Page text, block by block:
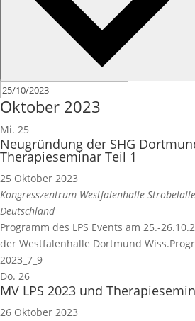
Oktober 2023
Mi. 25
Neugründung der SHG
Therapieseminar Teil 1
25 Oktober 2023
Kongresszentrum Westfalenhalle
Deutschland
Programm des LPS Events am 25.-
der Westfalenhalle Dortmund
2023_7_9
Do. 26
MV LPS 2023 und
26 Oktober 2023